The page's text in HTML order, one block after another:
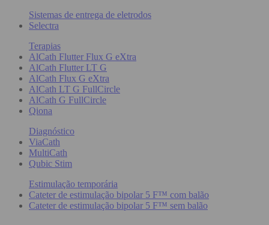
Sistemas de entrega de eletrodos
Selectra
Terapias
AlCath Flutter Flux G eXtra
AlCath Flutter LT G
AlCath Flux G eXtra
AlCath LT G FullCircle
AlCath G FullCircle
Qiona
Diagnóstico
ViaCath
MultiCath
Qubic Stim
Estimulação temporária
Cateter de estimulação bipolar 5 F™ com balão
Cateter de estimulação bipolar 5 F™ sem balão